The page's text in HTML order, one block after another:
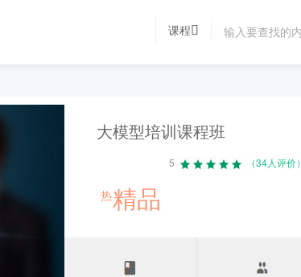
课程
大模型培训课程班
5 （34人评价）
热精品